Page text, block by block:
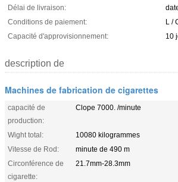
Délai de livraison:
Conditions de paiement:
L /
Capacité d'approvisionnement:
10
description de
Machines de fabrication de cigarettes
capacité de
production:
Clope 7000. /minute
Wight total:
10080 kilogrammes
Vitesse de Rod:
minute de 490 m
Circonférence de
cigarette:
21.7mm-28.3mm